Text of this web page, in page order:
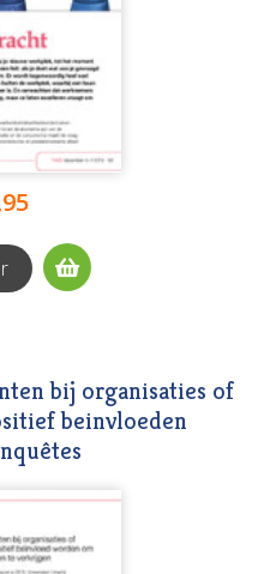
bij organisaties of
beinvloeden